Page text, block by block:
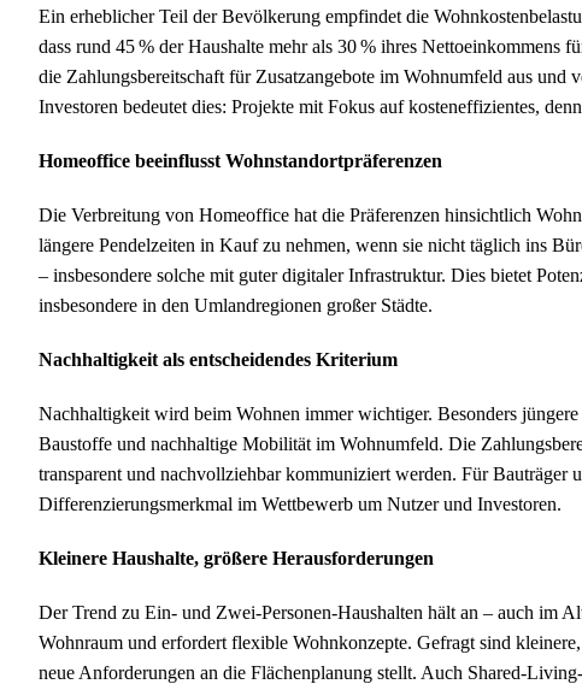
Ein erheblicher Teil der Bevölkerung empfindet die
dass rund 45 % der Haushalte mehr als 30 % ihres
die Zahlungsbereitschaft für Zusatzangebote im Wohnumfeld aus und
Investoren bedeutet dies: Projekte mit Fokus auf kosteneffizientes,
Homeoffice beeinflusst Wohnstandortpräferenzen
Die Verbreitung von Homeoffice hat die Präferenzen hinsichtlich
längere Pendelzeiten in Kauf zu nehmen, wenn sie nicht täglich ins
– insbesondere solche mit guter digitaler Infrastruktur. Dies bietet
insbesondere in den Umlandregionen großer Städte.
Nachhaltigkeit als entscheidendes Kriterium
Nachhaltigkeit wird beim Wohnen immer wichtiger. Besonders
Baustoffe und nachhaltige Mobilität im Wohnumfeld. Die
transparent und nachvollziehbar kommuniziert werden. Für Bauträger
Differenzierungsmerkmal im Wettbewerb um Nutzer und Investoren.
Kleinere Haushalte, größere Herausforderungen
Der Trend zu Ein- und Zwei-Personen-Haushalten hält an – auch im
Wohnraum und erfordert flexible Wohnkonzepte. Gefragt sind
neue Anforderungen an die Flächenplanung stellt. Auch Shared-